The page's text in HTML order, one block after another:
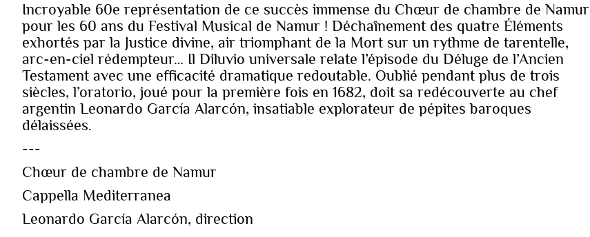
Incroyable 60e représentation de ce succès immense du Chœur de chambre de Namur
pour les 60 ans du Festival Musical de Namur ! Déchaînement des quatre Éléments
exhortés par la Justice divine, air triomphant de la Mort sur un rythme de tarentelle,
arc-en-ciel rédempteur… Il Diluvio universale relate l’épisode du Déluge de l’Ancien
Testament avec une efficacité dramatique redoutable. Oublié pendant plus de trois
siècles, l’oratorio, joué pour la première fois en 1682, doit sa redécouverte au chef
argentin Leonardo García Alarcón, insatiable explorateur de pépites baroques
délaissées.
---
Chœur de chambre de Namur
Cappella Mediterranea
Leonardo García Alarcón, direction